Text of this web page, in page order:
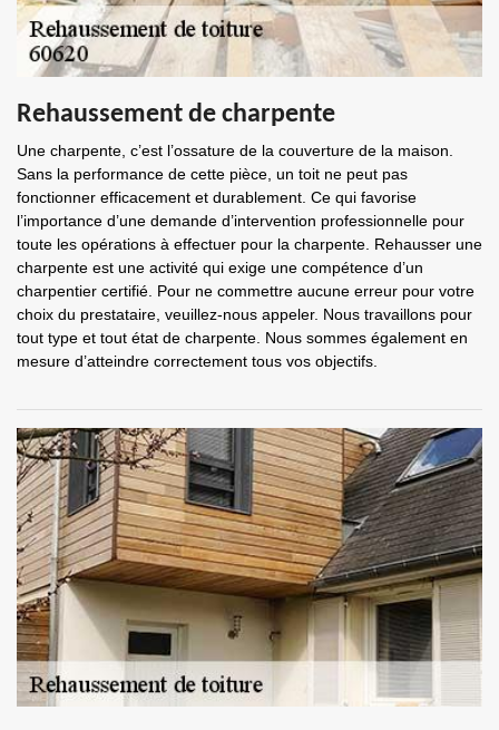
Rehaussement de charpente
Une charpente, c’est l’ossature de la couverture de la maison.
Sans la performance de cette pièce, un toit ne peut pas
fonctionner efficacement et durablement. Ce qui favorise
l’importance d’une demande d’intervention professionnelle pour
toute les opérations à effectuer pour la charpente. Rehausser une
charpente est une activité qui exige une compétence d’un
charpentier certifié. Pour ne commettre aucune erreur pour votre
choix du prestataire, veuillez-nous appeler. Nous travaillons pour
tout type et tout état de charpente. Nous sommes également en
mesure d’atteindre correctement tous vos objectifs.